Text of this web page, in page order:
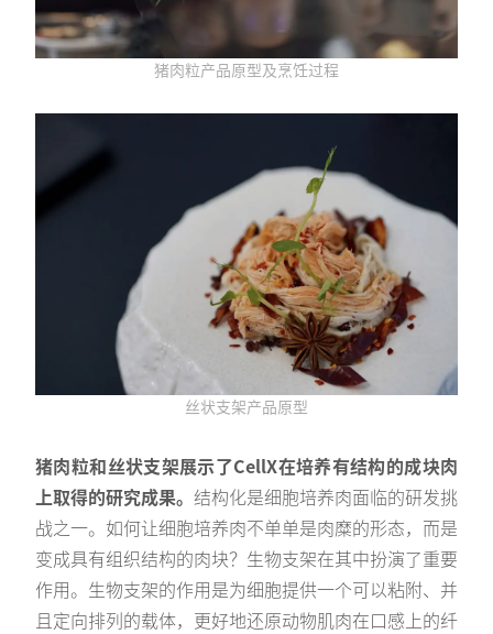
猪肉粒产品原型及烹饪过程
丝状支架产品原型
猪肉粒和丝状支架展示了CellX在培养有结构的成块肉
上取得的研究成果。 结构化是细胞培养肉面临的研发挑
战之一。如何让细胞培养肉不单单是肉糜的形态，而是
变成具有组织结构的肉块？生物支架在其中扮演了重要
作用。生物支架的作用是为细胞提供一个可以粘附、并
且定向排列的载体，更好地还原动物肌肉在口感上的纤